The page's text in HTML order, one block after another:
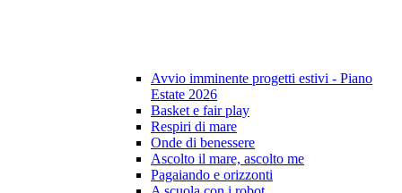
Avvio imminente progetti estivi - Piano
Estate 2026
Basket e fair play
Respiri di mare
Onde di benessere
Ascolto il mare, ascolto me
Pagaiando e orizzonti